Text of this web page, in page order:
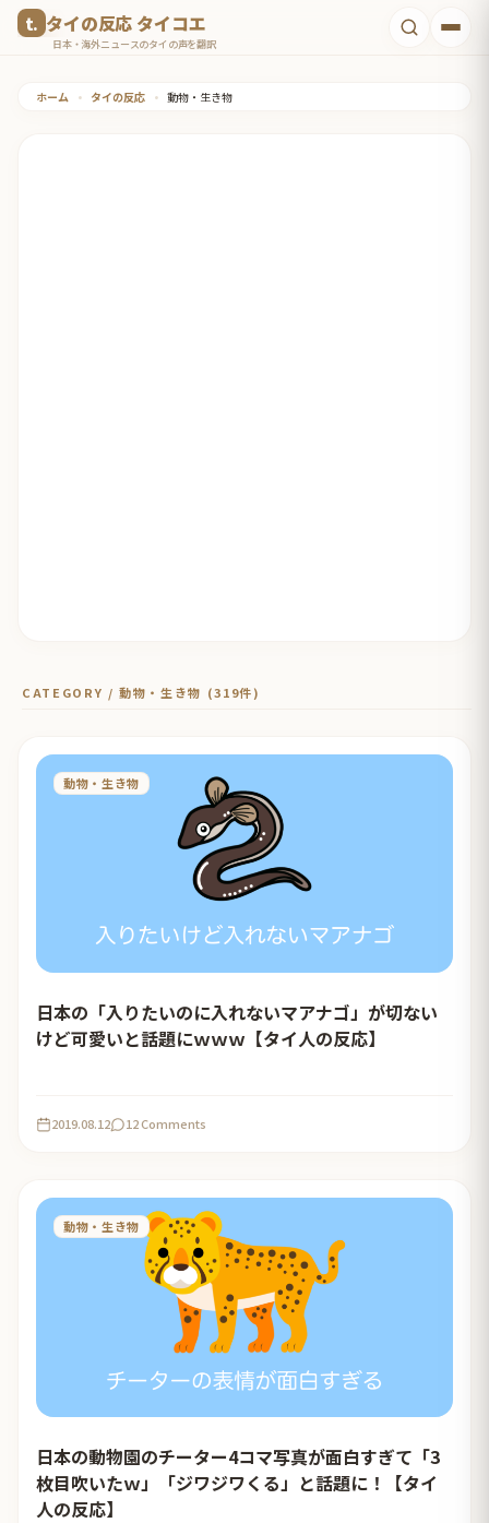
タイの反応 タイコエ
日本・海外ニュースのタイの声を翻訳
ホーム • タイの反応 • 動物・生き物
CATEGORY / 動物・生き物 (319件)
動物・生き物
日本の「入りたいのに入れないマアナゴ」が切ない
けど可愛いと話題にｗｗｗ【タイ人の反応】
2019.08.12 12 Comments
動物・生き物
日本の動物園のチーター4コマ写真が面白すぎて「3
枚目吹いたｗ」「ジワジワくる」と話題に！【タイ
人の反応】